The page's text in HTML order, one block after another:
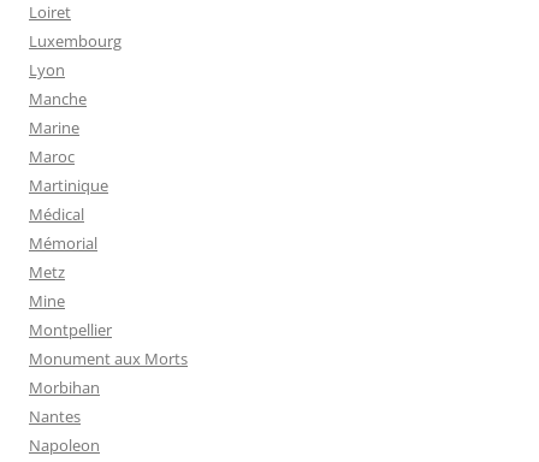
Loiret
Luxembourg
Lyon
Manche
Marine
Maroc
Martinique
Médical
Mémorial
Metz
Mine
Montpellier
Monument aux Morts
Morbihan
Nantes
Napoleon